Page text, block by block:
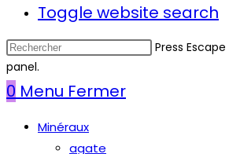
Toggle website search
Press
panel.
0 Menu Fermer
Minéraux
agate